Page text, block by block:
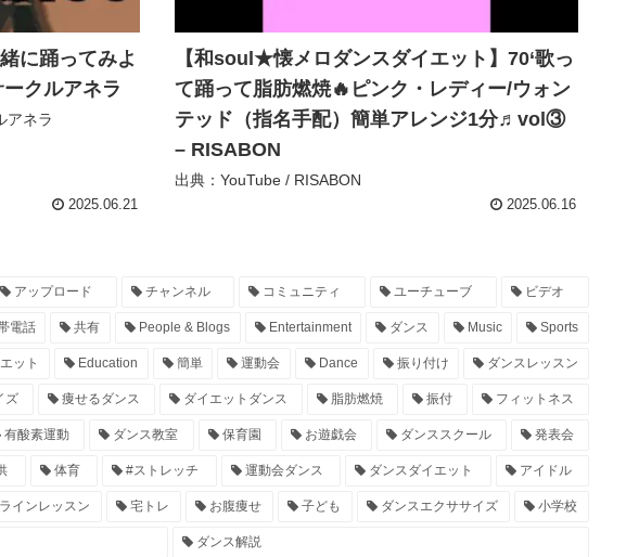
に踊ってみよ
クルアネラ
アネラ
2025.06.21
【和soul★懐メロダンスダイエット】70‘歌っ
て踊って脂肪燃焼🔥ピンク・レディー/ウォン
テッド（指名手配）簡単アレンジ1分♬vol③
– RISABON
出典：YouTube / RISABON
2025.06.16
アップロード チャンネル コミュニティ ユーチューブ ビデオ
電話 共有 People & Blogs Entertainment ダンス Music Sports
ット Education 簡単 運動会 Dance 振り付け ダンスレッスン
ズ 痩せるダンス ダイエットダンス 脂肪燃焼 振付 フィットネス
有酸素運動 ダンス教室 保育園 お遊戯会 ダンススクール 発表会
体育 #ストレッチ 運動会ダンス ダンスダイエット アイドル
インレッスン 宅トレ お腹痩せ 子ども ダンスエクササイズ 小学校
ダンス解説